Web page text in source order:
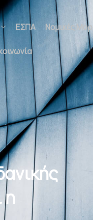
ΕΣΠΑ Νομικές
η